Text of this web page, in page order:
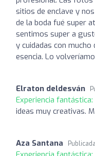
sitios de enclave y
de la boda fué super
sentimos super a
y cuidadas con
esencia. Lo
Elraton deldesván
Experiencia fantástica:
ideas muy creativas.
Aza Santana